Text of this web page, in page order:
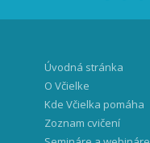
Úvodná stránka
O Včielke
Kde Včielka pomáha
Zoznam cvičení